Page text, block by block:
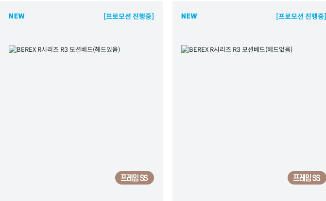
[프로모션 진행중] [프로모션 진행중]